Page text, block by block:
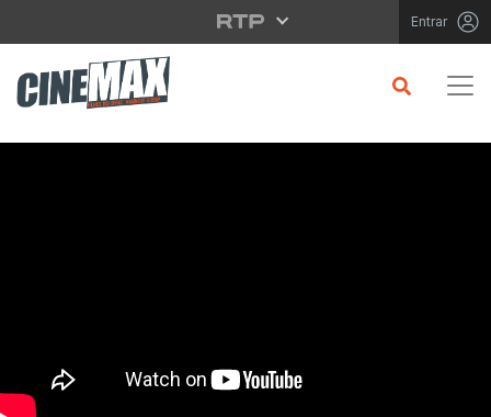
Saltar para o conteúdo principal Entrar
Filme em Cartaz